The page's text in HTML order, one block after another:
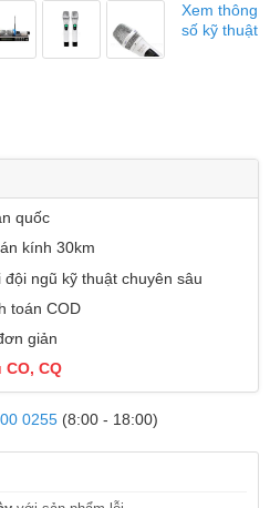
Xem thông
số kỹ thuật
quốc
kính 30km
ngũ kỹ thuật chuyên sâu
toán COD
giản
CQ
0255(8:00 - 18:00)